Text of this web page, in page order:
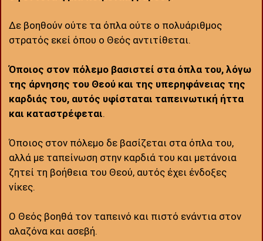
Δε βοηθούν ούτε τα όπλα ούτε ο πολυάριθμος
στρατός εκεί όπου ο Θεός αντιτίθεται.
Όποιος στον πόλεμο βασιστεί στα όπλα του, λόγω
της άρνησης του Θεού και της υπερηφάνειας της
καρδιάς του, αυτός υφίσταται ταπεινωτική ήττα
και καταστρέφεται.
Όποιος στον πόλεμο δε βασίζεται στα όπλα του,
αλλά με ταπείνωση στην καρδιά του και μετάνοια
ζητεί τη βοήθεια του Θεού, αυτός έχει ένδοξες
νίκες.
Ο Θεός βοηθά τον ταπεινό και πιστό ενάντια στον
αλαζόνα και ασεβή.